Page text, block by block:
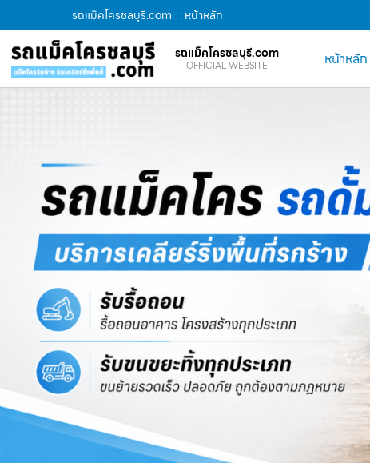
รถแม็คโครชลบุรี.com : หน้าหลัก
รถแม็คโครชลบุรี.com
OFFICIAL WEBSITE หน้าหลัก